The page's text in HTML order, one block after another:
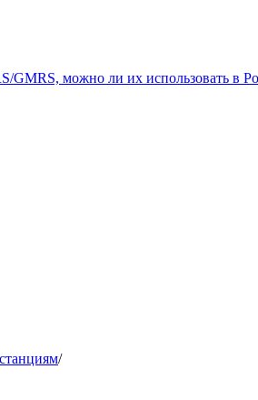
GMRS, можно ли их использовать в
/